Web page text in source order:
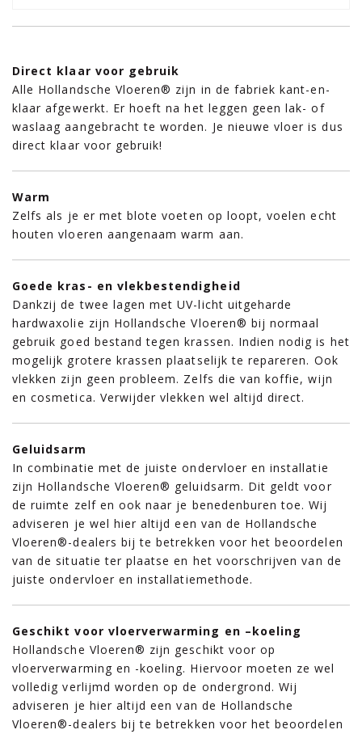
Direct klaar voor gebruik
Alle Hollandsche Vloeren® zijn in de fabriek kant-en-
klaar afgewerkt. Er hoeft na het leggen geen lak- of
waslaag aangebracht te worden. Je nieuwe vloer is dus
direct klaar voor gebruik!
Warm
Zelfs als je er met blote voeten op loopt, voelen echt
houten vloeren aangenaam warm aan.
Goede kras- en vlekbestendigheid
Dankzij de twee lagen met UV-licht uitgeharde
hardwaxolie zijn Hollandsche Vloeren® bij normaal
gebruik goed bestand tegen krassen. Indien nodig is het
mogelijk grotere krassen plaatselijk te repareren. Ook
vlekken zijn geen probleem. Zelfs die van koffie, wijn
en cosmetica. Verwijder vlekken wel altijd direct.
Geluidsarm
In combinatie met de juiste ondervloer en installatie
zijn Hollandsche Vloeren® geluidsarm. Dit geldt voor
de ruimte zelf en ook naar je benedenburen toe. Wij
adviseren je wel hier altijd een van de Hollandsche
Vloeren®-dealers bij te betrekken voor het beoordelen
van de situatie ter plaatse en het voorschrijven van de
juiste ondervloer en installatiemethode.
Geschikt voor vloerverwarming en –koeling
Hollandsche Vloeren® zijn geschikt voor op
vloerverwarming en -koeling. Hiervoor moeten ze wel
volledig verlijmd worden op de ondergrond. Wij
adviseren je hier altijd een van de Hollandsche
Vloeren®-dealers bij te betrekken voor het beoordelen